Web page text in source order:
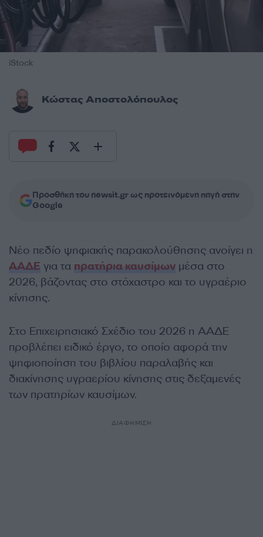
iStock
Κώστας Αποστολόπουλος
Προσθήκη του newsit.gr ως προτεινόμενη πηγή στην
Google
Νέο πεδίο ψηφιακής παρακολούθησης ανοίγει η
ΑΑΔΕ για τα πρατήρια καυσίμων μέσα στο
2026, βάζοντας στο στόχαστρο και το υγραέριο
κίνησης.
Στο Επιχειρησιακό Σχέδιο του 2026 η ΑΑΔΕ
προβλέπει ειδικό έργο, το οποίο αφορά την
ψηφιοποίηση του βιβλίου παραλαβής και
διακίνησης υγραερίου κίνησης στις δεξαμενές
των πρατηρίων καυσίμων.
ΔΙΑΦΗΜΙΣΗ